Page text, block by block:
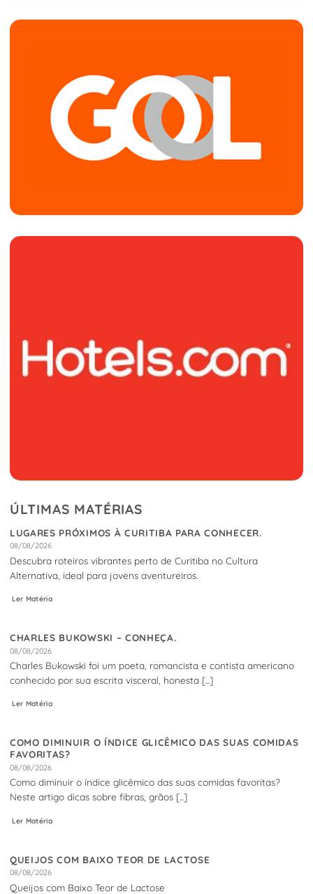
ÚLTIMAS MATÉRIAS
LUGARES PRÓXIMOS À CURITIBA PARA CONHECER.
08/08/2026
Descubra roteiros vibrantes perto de Curitiba no Cultura
Alternativa, ideal para jovens aventureiros.
Ler Matéria
CHARLES BUKOWSKI – CONHEÇA.
08/08/2026
Charles Bukowski foi um poeta, romancista e contista americano
conhecido por sua escrita visceral, honesta [...]
Ler Matéria
COMO DIMINUIR O ÍNDICE GLICÊMICO DAS SUAS COMIDAS
FAVORITAS?
08/08/2026
Como diminuir o índice glicêmico das suas comidas favoritas?
Neste artigo dicas sobre fibras, grãos [...]
Ler Matéria
QUEIJOS COM BAIXO TEOR DE LACTOSE
08/08/2026
Queijos com Baixo Teor de Lactose